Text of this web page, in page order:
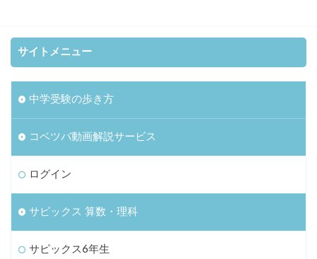
サイトメニュー
中学受験の歩き方
コベツバ動画解説サービス
ログイン
サピックス 算数・理科
サピックス6年生